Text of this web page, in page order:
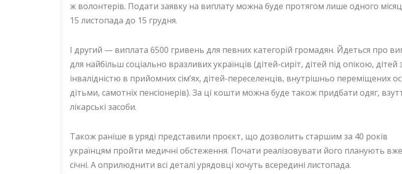
ж волонтерів. Подати заявку на виплату можна буде протягом лише одного
15 листопада до 15 грудня.
І другий — виплата 6500 гривень для певних категорій громадян. Йдеться про
для найбільш соціально вразливих українців (дітей-сиріт, дітей під опікою, дітей
інвалідністю в прийомних сім’ях, дітей-переселенців, внутрішньо переміщених
дітьми, самотніх пенсіонерів). За ці кошти можна буде також придбати одяг,
лікарські засоби.
Також раніше в уряді представили проєкт, що дозволить старшим за 40 років
українцям пройти медичні обстеження. Почати реалізовувати його планують
січні. А оприлюднити всі деталі урядовці хочуть всередині листопада.